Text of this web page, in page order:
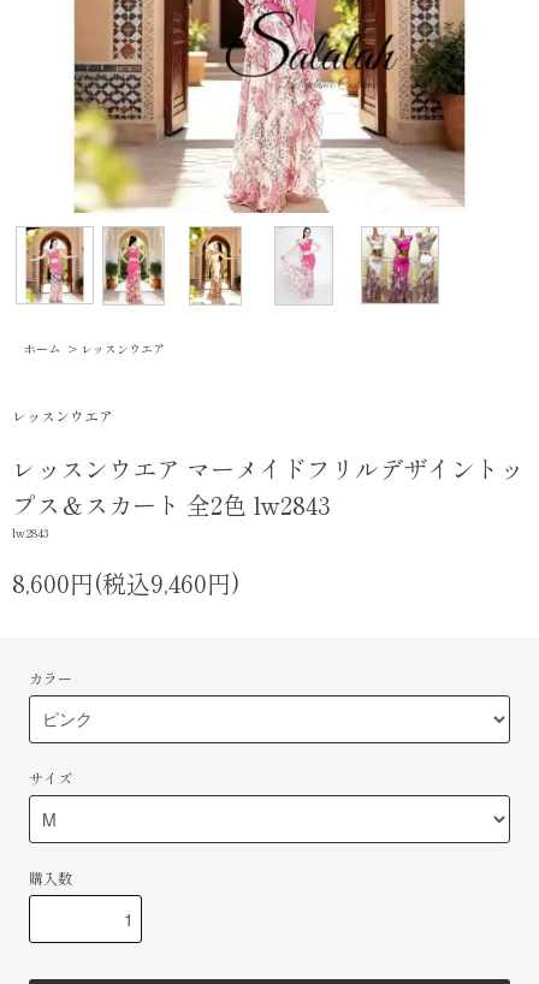
ホーム > レッスンウエア
レッスンウエア
レッスンウエア マーメイドフリルデザイントッ
プス＆スカート 全2色 lw2843
lw2843
8,600円(税込9,460円)
カラー
サイズ
購入数